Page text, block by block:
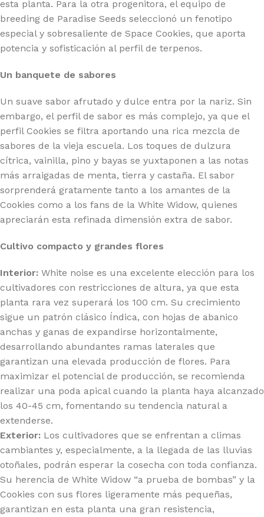
esta planta. Para la otra progenitora, el equipo de
breeding de Paradise Seeds seleccionó un fenotipo
especial y sobresaliente de Space Cookies, que aporta
potencia y sofisticación al perfil de terpenos.
Un banquete de sabores
Un suave sabor afrutado y dulce entra por la nariz. Sin
embargo, el perfil de sabor es más complejo, ya que el
perfil Cookies se filtra aportando una rica mezcla de
sabores de la vieja escuela. Los toques de dulzura
cítrica, vainilla, pino y bayas se yuxtaponen a las notas
más arraigadas de menta, tierra y castaña. El sabor
sorprenderá gratamente tanto a los amantes de la
Cookies como a los fans de la White Widow, quienes
apreciarán esta refinada dimensión extra de sabor.
Cultivo compacto y grandes flores
Interior: White noise es una excelente elección para los
cultivadores con restricciones de altura, ya que esta
planta rara vez superará los 100 cm. Su crecimiento
sigue un patrón clásico Índica, con hojas de abanico
anchas y ganas de expandirse horizontalmente,
desarrollando abundantes ramas laterales que
garantizan una elevada producción de flores. Para
maximizar el potencial de producción, se recomienda
realizar una poda apical cuando la planta haya alcanzado
los 40-45 cm, fomentando su tendencia natural a
extenderse.
Exterior: Los cultivadores que se enfrentan a climas
cambiantes y, especialmente, a la llegada de las lluvias
otoñales, podrán esperar la cosecha con toda confianza.
Su herencia de White Widow “a prueba de bombas” y la
Cookies con sus flores ligeramente más pequeñas,
garantizan en esta planta una gran resistencia,